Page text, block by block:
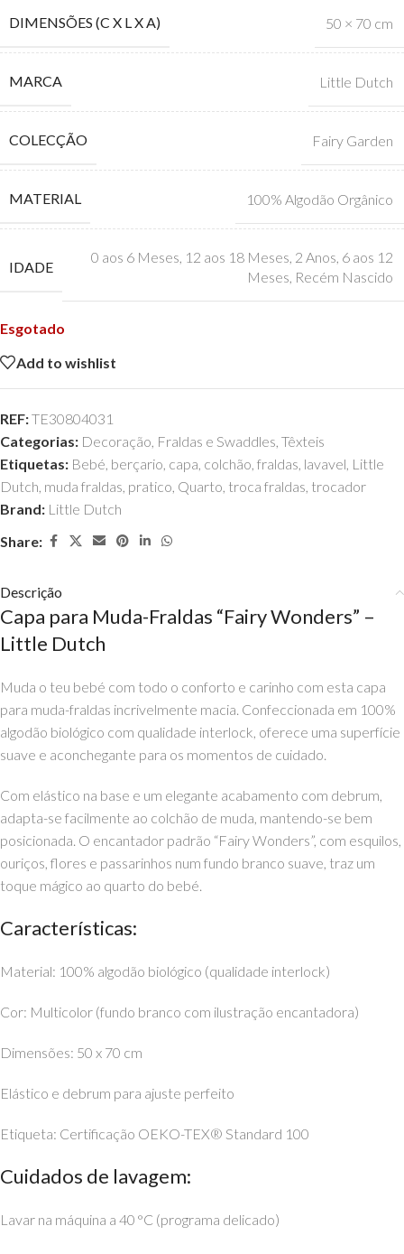
DIMENSÕES (C X L X A) 50 × 70 cm
MARCA Little Dutch
COLECÇÃO Fairy Garden
MATERIAL 100% Algodão Orgânico
IDADE
0 aos 6 Meses, 12 aos 18 Meses, 2 Anos, 6 aos 12
Meses, Recém Nascido
Esgotado
Add to wishlist
REF:TE30804031
Categorias: Decoração, Fraldas e Swaddles, Têxteis
Etiquetas: Bebé, berçario, capa, colchão, fraldas, lavavel, Little
Dutch, muda fraldas, pratico, Quarto, troca fraldas, trocador
Brand: Little Dutch
Share:
Descrição
Capa para Muda-Fraldas “Fairy Wonders” –
Little Dutch
Muda o teu bebé com todo o conforto e carinho com esta capa
para muda-fraldas incrivelmente macia. Confeccionada em 100%
algodão biológico com qualidade interlock, oferece uma superfície
suave e aconchegante para os momentos de cuidado.
Com elástico na base e um elegante acabamento com debrum,
adapta-se facilmente ao colchão de muda, mantendo-se bem
posicionada. O encantador padrão “Fairy Wonders”, com esquilos,
ouriços, flores e passarinhos num fundo branco suave, traz um
toque mágico ao quarto do bebé.
Características:
Material: 100% algodão biológico (qualidade interlock)
Cor: Multicolor (fundo branco com ilustração encantadora)
Dimensões: 50 x 70 cm
Elástico e debrum para ajuste perfeito
Etiqueta: Certificação OEKO-TEX® Standard 100
Cuidados de lavagem:
Lavar na máquina a 40 °C (programa delicado)